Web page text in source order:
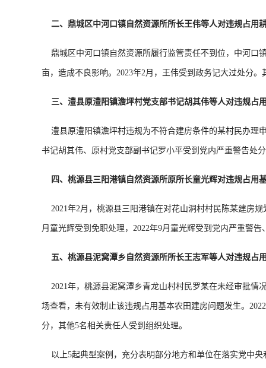
二、鼎城区中河口镇自然资源所所长王伟等人对违规占用
鼎城区中河口镇自然资源所履行监管责任不到位，中河口
亩，造成不良影响。2023年2月，王伟受到政务记大过处分
三、澧县原澧阳镇澹坪村党支部书记胡其伟等人对违规占
澧县原澧阳镇澹坪村违规为不符合建房条件的某村民办理
书记胡其伟、原村党支部副书记罗小平受到党内严重警告处
四、桃源县三阳港镇自然资源所原所长童光辉对违规占用
2021年2月，桃源县三阳港镇在对花山洞村村民陈某建房
月童光辉受到免职处理，2022年9月童光辉受到党内严重警
五、桃源县泥窝潭乡自然资源所所长王志军等人对违规占
2021年，桃源县泥窝潭乡青龙山村村民罗某在未经审批情
场查看，未有效制止该违规占用基本农田建房问题发生。
分，其他5名相关责任人受到组织处理。
以上5起典型案例，充分表明部分地方和单位在落实党中